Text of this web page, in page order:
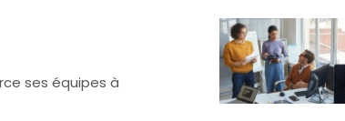
ses équipes à